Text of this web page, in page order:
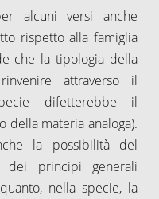
alcuni versi anche
rispetto alla famiglia
che la tipologia della
attraverso il
difetterebbe il
della materia analoga).
la possibilità del
dei principi generali
nella specie, la